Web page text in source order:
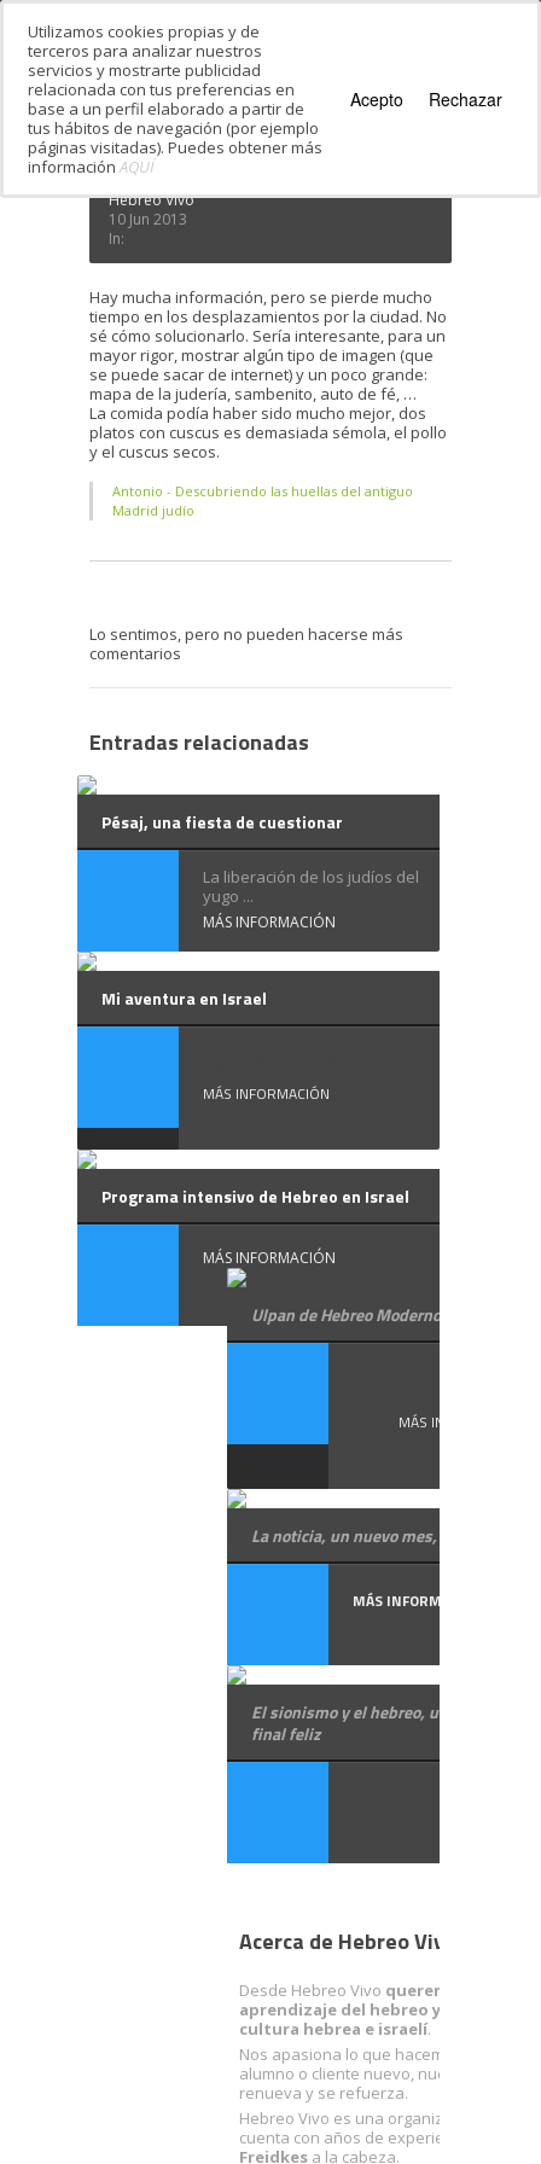
Estás en: Inicio · Testimonials
Antonio
Hebreo Vivo
10 Jun 2013
In:
Hay mucha información, pero se pierde mucho
tiempo en los desplazamientos por la ciudad. No
sé cómo solucionarlo. Sería interesante, para un
mayor rigor, mostrar algún tipo de imagen (que
se puede sacar de internet) y un poco grande:
mapa de la judería, sambenito, auto de fé, …
La comida podía haber sido mucho mejor, dos
platos con cuscus es demasiada sémola, el pollo
y el cuscus secos.
Antonio - Descubriendo las huellas del antiguo
Madrid judío
Lo sentimos, pero no pueden hacerse más
comentarios
Entradas relacionadas
Pésaj, una fiesta de cuestionar
La liberación de los judíos del
yugo ...
MÁS INFORMACIÓN
Mi aventura en Israel
MÁS INFORMACIÓN
Programa intensivo de Hebreo en Israel
MÁS INFORMACIÓN
Ulpan de Hebreo Moderno
MÁS INFORMACIÓN
La noticia, un nuevo mes, en hebreo
MÁS INFORMACIÓN
El sionismo y el hebreo, una relación
final feliz
Acerca de Hebreo Vivo
Desde Hebreo Vivo queremos
aprendizaje del hebreo y acercarte a
cultura hebrea e israelí.
Nos apasiona lo que hacemos. Con
alumno o cliente nuevo, nuestra ilusión
renueva y se refuerza.
Hebreo Vivo es una organización sólida
cuenta con años de experiencia… con
Freidkes a la cabeza.
Utilizamos cookies propias y de
terceros para analizar nuestros
servicios y mostrarte publicidad
relacionada con tus preferencias en
base a un perfil elaborado a partir de
tus hábitos de navegación (por ejemplo
páginas visitadas). Puedes obtener más
información AQUÍ
Acepto Rechazar